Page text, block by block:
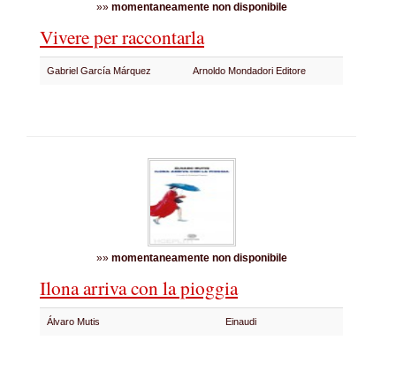
»» momentaneamente non disponibile
Vivere per raccontarla
Gabriel García Márquez Arnoldo Mondadori Editore
»» momentaneamente non disponibile
Ilona arriva con la pioggia
Álvaro Mutis Einaudi